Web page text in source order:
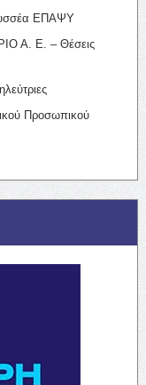
ΕΠΑΨΥ
Α. Ε. – Θέσεις
Προσωπικού